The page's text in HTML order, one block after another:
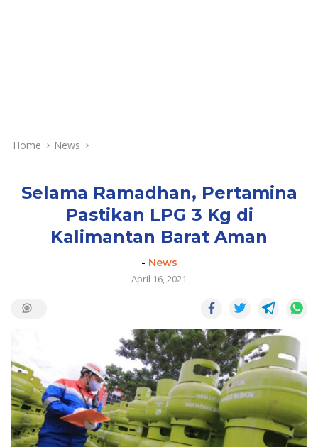
Home News
Selama Ramadhan, Pertamina
Pastikan LPG 3 Kg di
Kalimantan Barat Aman
- News
April 16, 2021